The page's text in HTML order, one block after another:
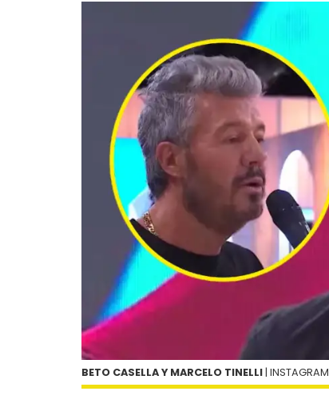
BETO CASELLA Y MARCELO TINELLI | INSTAGRAM